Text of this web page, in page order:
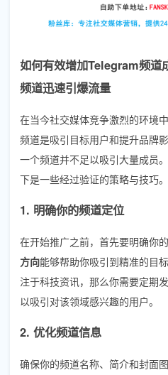
如何有效增加Telegram频道
频道迅速引爆流量
在当今社交媒体竞争激烈的环境
频道是吸引目标用户和提升品牌
一个频道并不足以吸引大量成员
下是一些经过验证的策略与技巧。
1. 明确你的频道定位
在开始推广之前，首先要明确你的
方向能够帮助你吸引到精准的目
注于科技资讯，那么你需要定期
以吸引对该领域感兴趣的用户。
2. 优化频道信息
确保你的频道名称、简介和封面